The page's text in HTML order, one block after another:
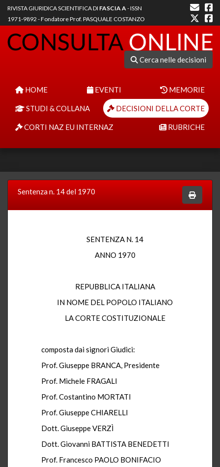
RIVISTA GIURIDICA SCIENTIFICA DI FASCIA A- ISSN
1971-9892 - Fondatore Prof. PASQUALE COSTANZO
Cerca nelle decisioni
HOME EVENTI MEMORIE
STUDI & COLLANA DECISIONI DELLA CORTE
CORTI NAZ EU INTERNAZ RUBRICHE
Sentenza n. 14 del 1970
SENTENZA N. 14
ANNO 1970
REPUBBLICA ITALIANA
IN NOME DEL POPOLO ITALIANO
LA CORTE COSTITUZIONALE
composta dai signori Giudici:
Prof. Giuseppe BRANCA, Presidente
Prof. Michele FRAGALI
Prof. Costantino MORTATI
Prof. Giuseppe CHIARELLI
Dott. Giuseppe VERZÌ
Dott. Giovanni BATTISTA BENEDETTI
Prof. Francesco PAOLO BONIFACIO